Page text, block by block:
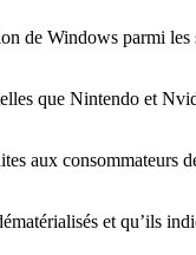
de Windows parmi
que Nintendo et
aux consommateurs
et qu’ils